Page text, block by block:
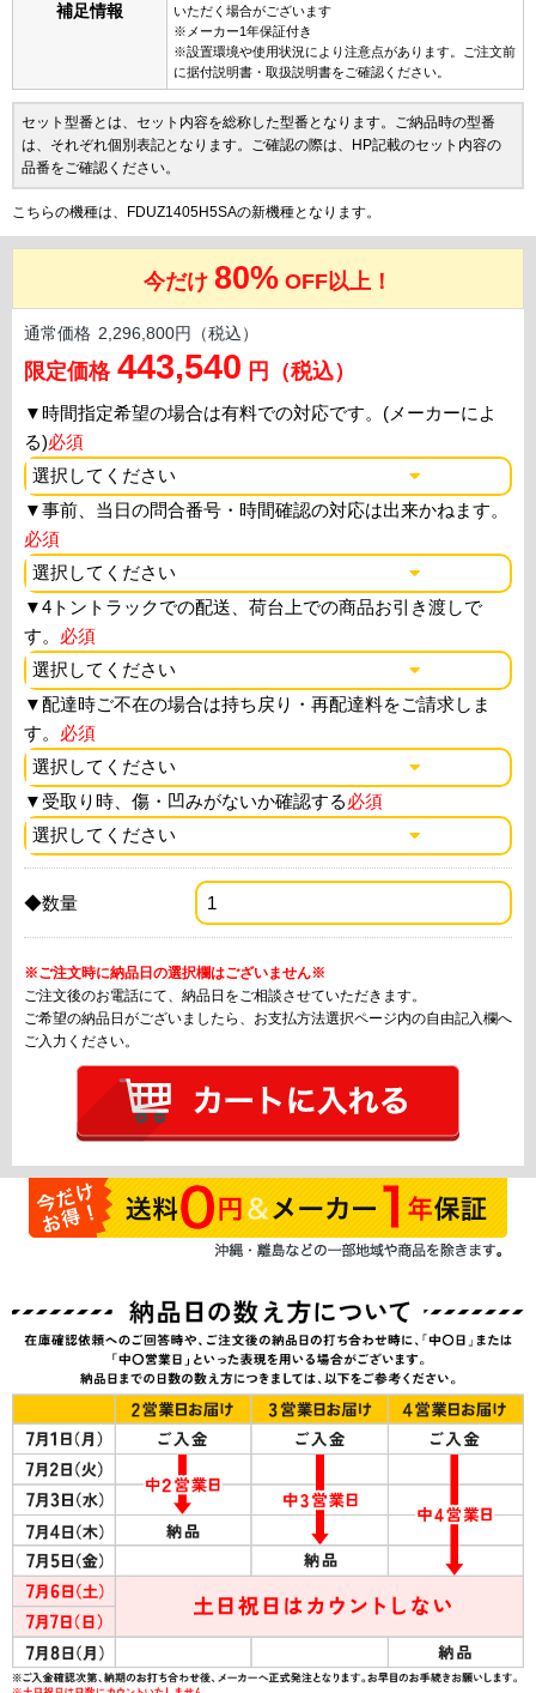
補足情報
いただく場合がございます
※メーカー1年保証付き
※設置環境や使用状況により注意点があります。ご注文前
に据付説明書・取扱説明書をご確認ください。
セット型番とは、セット内容を総称した型番となります。ご納品時の型番
は、それぞれ個別表記となります。ご確認の際は、HP記載のセット内容の
品番をご確認ください。
こちらの機種は、FDUZ1405H5SAの新機種となります。
今だけ 80% OFF以上！
通常価格 2,296,800円（税込）
限定価格 443,540 円（税込）
▼時間指定希望の場合は有料での対応です。(メーカーによ
る)必須
▼事前、当日の問合番号・時間確認の対応は出来かねます。
必須
▼4トントラックでの配送、荷台上での商品お引き渡しで
す。 必須
▼配達時ご不在の場合は持ち戻り・再配達料をご請求しま
す。 必須
▼ 受取り時、傷・凹みがないか確認する必須
◆数量
※ご注文時に納品日の選択欄はございません※
ご注文後のお電話にて、納品日をご相談させていただきます。
ご希望の納品日がございましたら、お支払方法選択ページ内の自由記入欄へ
ご入力ください。